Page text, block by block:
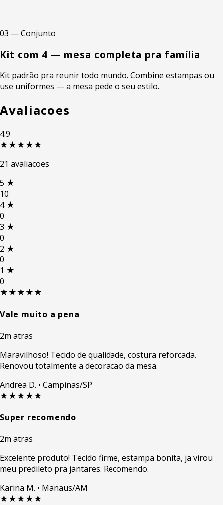
03 — Conjunto
Kit com 4 — mesa completa pra família
Kit padrão pra reunir todo mundo. Combine estampas ou
use uniformes — a mesa pede o seu estilo.
Avaliacoes
4.9
★★★★★
21 avaliacoes
5 ★
10
4 ★
0
3 ★
0
2 ★
0
1 ★
0
★★★★★
Vale muito a pena
2m atras
Maravilhoso! Tecido de qualidade, costura reforcada.
Renovou totalmente a decoracao da mesa.
Andrea D. • Campinas/SP
★★★★★
Super recomendo
2m atras
Excelente produto! Tecido firme, estampa bonita, ja virou
meu predileto pra jantares. Recomendo.
Karina M. • Manaus/AM
★★★★★